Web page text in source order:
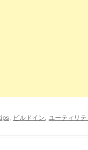
, ビルドイン, ユーティリテ